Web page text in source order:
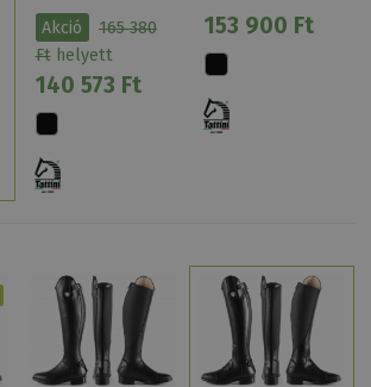
Fűzős Nyomo…
Akció
165 380
Fthelyett
140 573 Ft
153 900 Ft